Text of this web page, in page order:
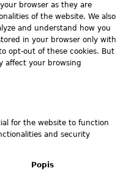
browser as they are
of the website. We also
and understand how you
in your browser only with
opt-out of these cookies. But
affect your browsing
for the website to function
and security
Popis